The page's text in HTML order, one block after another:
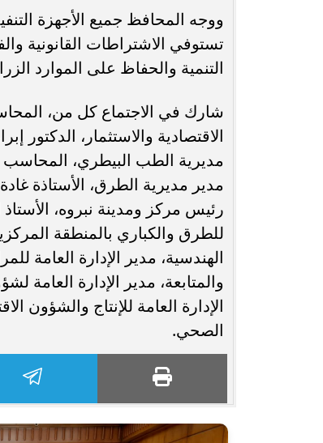
ووجه المحافظ جميع الأجهزة
تستوفي الاشتراطات القانونية
التنمية والحفاظ على الموارد
شارك في الاجتماع كل من،
الاقتصادية والاستثمار، الدكتور
مديرية الطب البيطري،
مدير مديرية الطرق، الأستاذة
رئيس مركز ومدينة نبروه،
للطرق والكباري بالمنطقة
الهندسية، مدير الإدارة العامة
والمتابعة، مدير الإدارة العامة
الإدارة العامة للإنتاج والشؤون
الصحي.